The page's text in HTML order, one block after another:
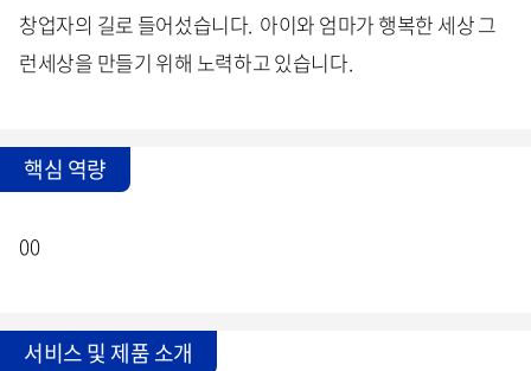
창업자의 길로 들어섰습니다. 아이와 엄마가 행복한 세상 그
런세상을 만들기 위해 노력하고 있습니다.
핵심 역량
00
서비스 및 제품 소개